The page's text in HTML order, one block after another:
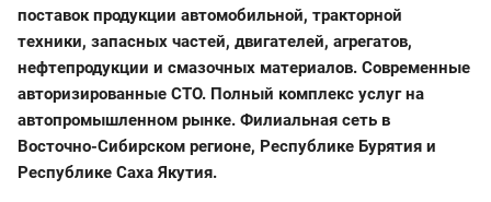
поставок продукции автомобильной, тракторной
техники, запасных частей, двигателей, агрегатов,
нефтепродукции и смазочных материалов. Современные
авторизированные СТО. Полный комплекс услуг на
автопромышленном рынке. Филиальная сеть в
Восточно-Сибирском регионе, Республике Бурятия и
Республике Саха Якутия.